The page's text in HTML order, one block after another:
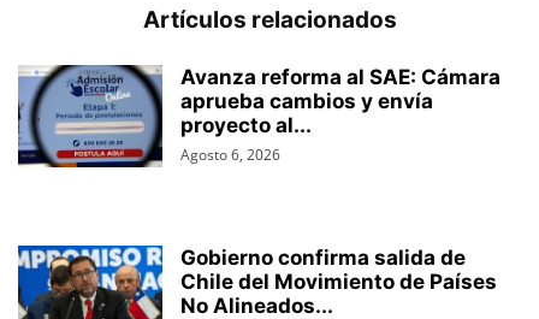
Artículos relacionados
Avanza reforma al SAE: Cámara
aprueba cambios y envía
proyecto al...
Agosto 6, 2026
Gobierno confirma salida de
Chile del Movimiento de Países
No Alineados...